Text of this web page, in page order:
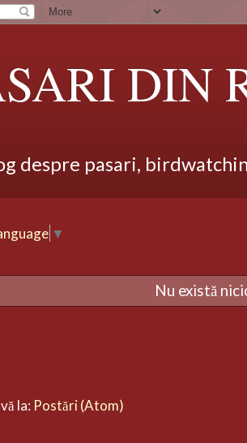
DIN
despre pasari,
▼
Nu există
la: Postări (Atom)